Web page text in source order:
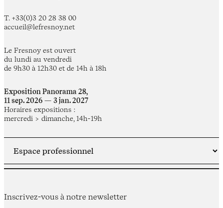
T. +33(0)3 20 28 38 00
accueil@lefresnoy.net
Le Fresnoy est ouvert
du lundi au vendredi
de 9h30 à 12h30 et de 14h à 18h
Exposition Panorama 28,
11 sep. 2026 — 3 jan. 2027
Horaires expositions :
mercredi > dimanche, 14h-19h
Inscrivez-vous à notre newsletter